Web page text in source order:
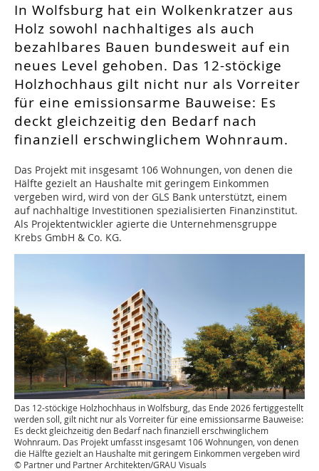
In Wolfsburg hat ein Wolkenkratzer aus
Holz sowohl nachhaltiges als auch
bezahlbares Bauen bundesweit auf ein
neues Level gehoben. Das 12-stöckige
Holzhochhaus gilt nicht nur als Vorreiter
für eine emissionsarme Bauweise: Es
deckt gleichzeitig den Bedarf nach
finanziell erschwinglichem Wohnraum.
Das Projekt mit insgesamt 106 Wohnungen, von denen die
Hälfte gezielt an Haushalte mit geringem Einkommen
vergeben wird, wird von der GLS Bank unterstützt, einem
auf nachhaltige Investitionen spezialisierten Finanzinstitut.
Als Projektentwickler agierte die Unternehmensgruppe
Krebs GmbH & Co. KG.
Das 12-stöckige Holzhochhaus in Wolfsburg, das Ende 2026 fertiggestellt
werden soll, gilt nicht nur als Vorreiter für eine emissionsarme Bauweise:
Es deckt gleichzeitig den Bedarf nach finanziell erschwinglichem
Wohnraum. Das Projekt umfasst insgesamt 106 Wohnungen, von denen
die Hälfte gezielt an Haushalte mit geringem Einkommen vergeben wird
© Partner und Partner Architekten/GRAU Visuals